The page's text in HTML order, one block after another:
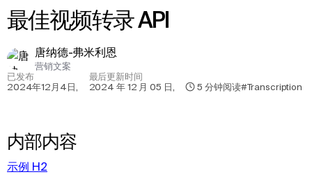
最佳视频转录 API
唐纳德-弗米利恩
营销文案
已发布
2024年12月4日 ,
最后更新时间
2024 年 12 月 05 日 , 5 分钟阅读#Transcription
内部内容
示例 H2